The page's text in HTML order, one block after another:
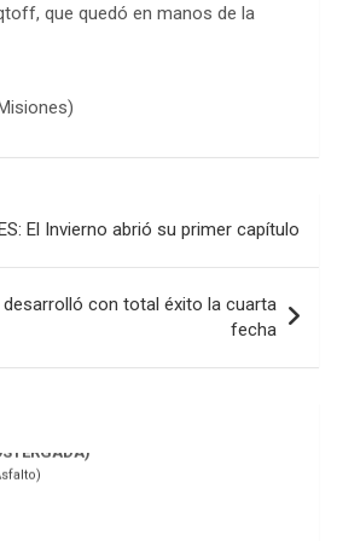
que quedó en manos de la
El Invierno abrió su primer capítulo
desarrolló con total éxito la cuarta
fecha
E-KART.COM.AR
6